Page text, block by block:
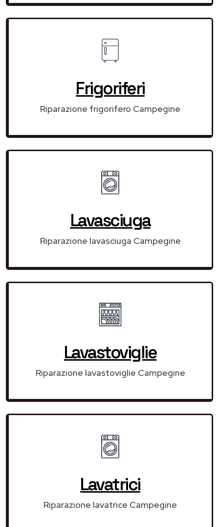
Frigoriferi
Riparazione frigorifero Campegine
Lavasciuga
Riparazione lavasciuga Campegine
Lavastoviglie
Riparazione lavastoviglie Campegine
Lavatrici
Riparazione lavatrice Campegine